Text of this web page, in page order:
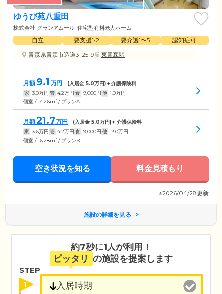
ゆうび苑八重田
株式会社 グランアムール 住宅型有料老人ホーム
自立 要支援1•2 要介護1〜5
認知症可
青森県青森市造道3-25-9
東青森駅
月額 9.1 万円 (入居金 5.0万円) + 介護保険料
家 3.0万円 管 4.2万円 食 9,000円 他 1.0万円
個室 / 14.26m2 / プランA
月額21.7万円 (入居金 5.0万円) + 介護保険料
家 3.6万円 管 4.2万円 食 9,000円 他 13.0万円
個室 / 16.28m2 / プランB
空き状況を知る 料金見積もり
※2026/04/28更新
施設の詳細を見る
約7秒に1人が利用！
ピッタリ の施設を提案します
STEP
1